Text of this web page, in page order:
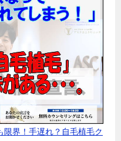
界！手遅れ？自毛植毛ク